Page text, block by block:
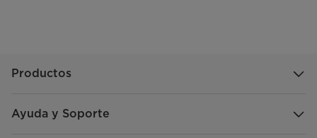
Productos
Ayuda y Soporte